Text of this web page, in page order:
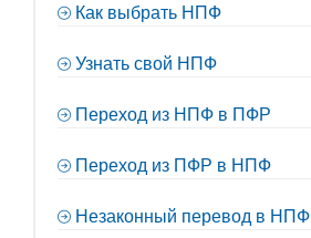
Как выбрать НПФ
Узнать свой НПФ
Переход из НПФ в ПФР
Переход из ПФР в НПФ
Незаконный перевод в НПФ